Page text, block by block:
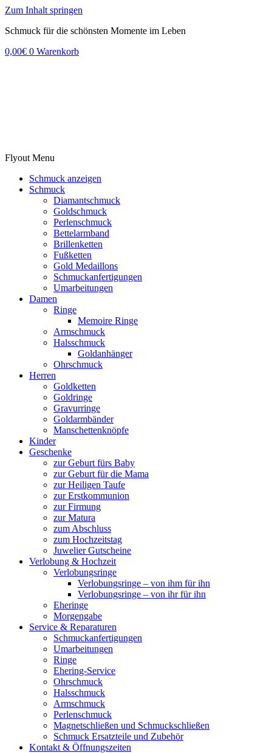
Zum Inhalt springen
Schmuck für die schönsten Momente im Leben
0,00€ 0 Warenkorb
Flyout Menu
Schmuck anzeigen
Schmuck
Diamantschmuck
Goldschmuck
Perlenschmuck
Bettelarmband
Brillenketten
Fußketten
Gold Medaillons
Schmuckanfertigungen
Umarbeitungen
Damen
Ringe
Memoire Ringe
Armschmuck
Halsschmuck
Goldanhänger
Ohrschmuck
Herren
Goldketten
Goldringe
Gravurringe
Goldarmbänder
Manschettenknöpfe
Kinder
Geschenke
zur Geburt fürs Baby
zur Geburt für die Mama
zur Heiligen Taufe
zur Erstkommunion
zur Firmung
zur Matura
zum Abschluss
zum Hochzeitstag
Juwelier Gutscheine
Verlobung & Hochzeit
Verlobungsringe
Verlobungsringe – von ihm für ihn
Verlobungsringe – von ihr für ihn
Eheringe
Morgengabe
Service & Reparaturen
Schmuckanfertigungen
Umarbeitungen
Ringe
Ehering-Service
Ohrschmuck
Halsschmuck
Armschmuck
Perlenschmuck
Magnetschließen und Schmuckschließen
Schmuck Ersatzteile und Zubehör
Kontakt & Öffnungszeiten